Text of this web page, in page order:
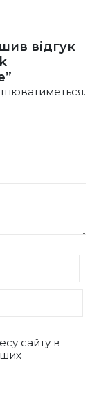
відгук
сайту в